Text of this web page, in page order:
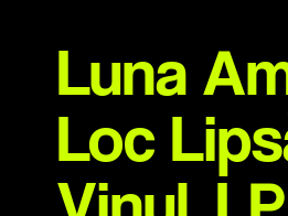
Luna
Loc